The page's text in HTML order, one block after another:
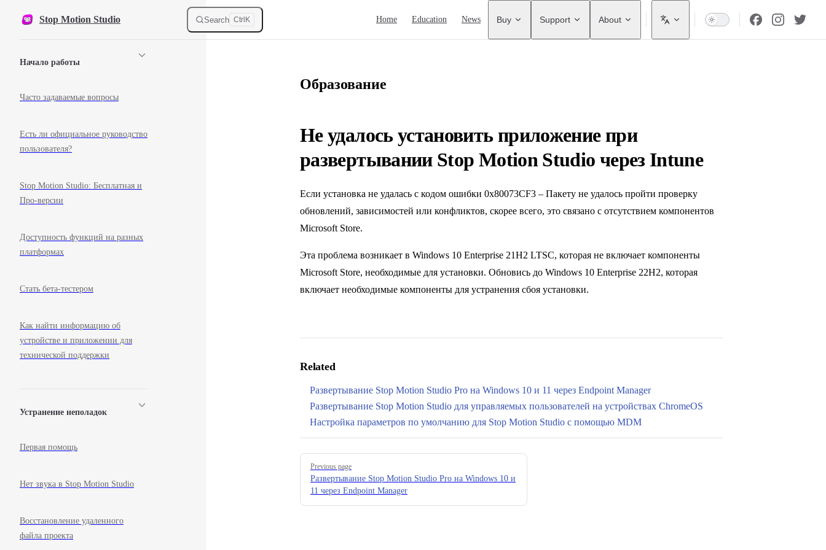
Skip to content
Stop Motion Studio Search Ctrl K Home Education News Buy Support About
Начало работы
Часто задаваемые вопросы
Есть ли официальное руководство
пользователя?
Stop Motion Studio: Бесплатная и
Про-версии
Доступность функций на разных
платформах
Стать бета-тестером
Как найти информацию об
устройстве и приложении для
технической поддержки
Устранение неполадок
Первая помощь
Нет звука в Stop Motion Studio
Восстановление удаленного
файла проекта
Образование
Не удалось установить приложение при
развертывании Stop Motion Studio через Intune
Если установка не удалась с кодом ошибки 0x80073CF3 – Пакету не удалось пройти проверку
обновлений, зависимостей или конфликтов, скорее всего, это связано с отсутствием компонентов
Microsoft Store.
Эта проблема возникает в Windows 10 Enterprise 21H2 LTSC, которая не включает компоненты
Microsoft Store, необходимые для установки. Обновись до Windows 10 Enterprise 22H2, которая
включает необходимые компоненты для устранения сбоя установки.
Related
Развертывание Stop Motion Studio Pro на Windows 10 и 11 через Endpoint Manager
Развертывание Stop Motion Studio для управляемых пользователей на устройствах ChromeOS
Настройка параметров по умолчанию для Stop Motion Studio с помощью MDM
Pager
Previous page
Развертывание Stop Motion Studio Pro на Windows 10 и
11 через Endpoint Manager